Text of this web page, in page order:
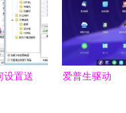
件的正确方
式
设置送
爱普生驱动